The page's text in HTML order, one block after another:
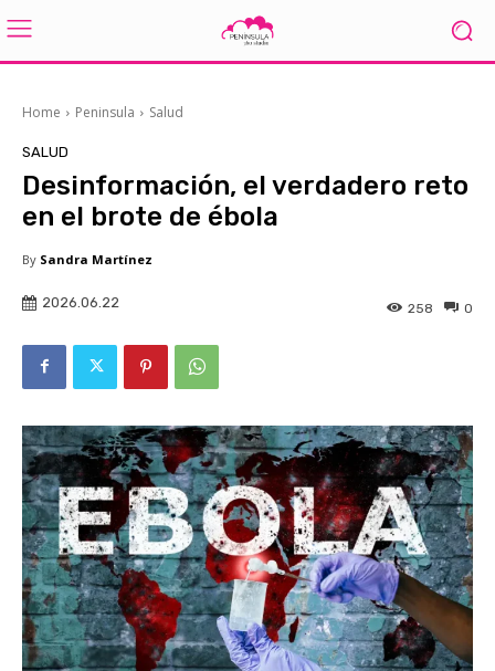
Home Peninsula Salud
SALUD
Desinformación, el verdadero reto
en el brote de ébola
By Sandra Martínez
2026.06.22 0
258